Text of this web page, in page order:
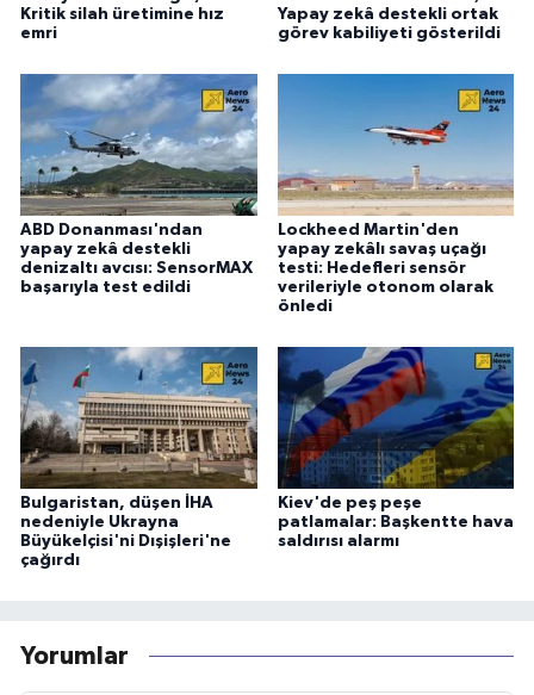
Kritik silah üretimine hız
emri
Yapay zekâ destekli ortak
görev kabiliyeti gösterildi
ABD Donanması'ndan
yapay zekâ destekli
denizaltı avcısı: SensorMAX
başarıyla test edildi
Lockheed Martin'den
yapay zekâlı savaş uçağı
testi: Hedefleri sensör
verileriyle otonom olarak
önledi
Bulgaristan, düşen İHA
nedeniyle Ukrayna
Büyükelçisi'ni Dışişleri'ne
çağırdı
Kiev'de peş peşe
patlamalar: Başkentte hava
saldırısı alarmı
Yorumlar